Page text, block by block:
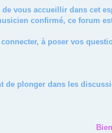
vous accueillir dans cet
confirmé, ce forum
à poser vos
de plonger dans les